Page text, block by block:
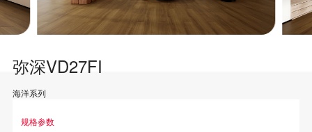
弥深VD27FI
海洋系列
规格参数